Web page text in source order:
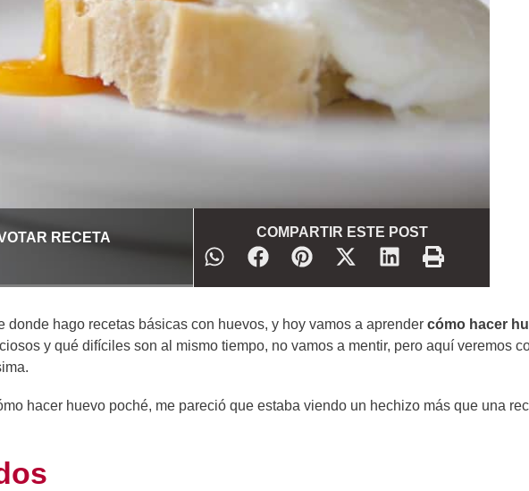
RECETA COMPARTIR ESTE POST
donde hago recetas básicas con huevos, y hoy vamos a aprender cómo hacer
y qué difíciles son al mismo tiempo, no vamos a mentir, pero aquí veremos
hacer huevo poché, me pareció que estaba viendo un hechizo más que una